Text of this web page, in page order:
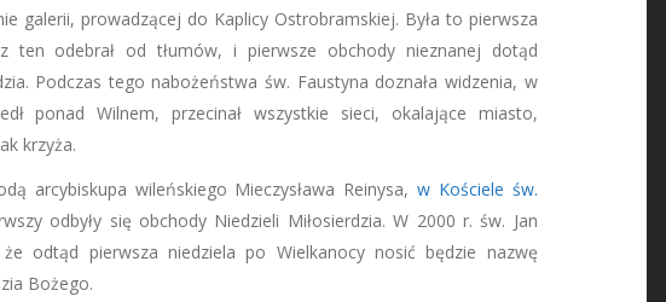
galerii, prowadzącej do Kaplicy Ostrobramskiej. Była to pierwsza
ten odebrał od tłumów, i pierwsze obchody nieznanej dotąd
Podczas tego nabożeństwa św. Faustyna doznała widzenia, w
ponad Wilnem, przecinał wszystkie sieci, okalające miasto,
krzyża.
arcybiskupa wileńskiego Mieczysława Reinysa,w Kościele św.
odbyły się obchody Niedzieli Miłosierdzia. W 2000 r. św. Jan
że odtąd pierwsza niedziela po Wielkanocy nosić będzie nazwę
Bożego.